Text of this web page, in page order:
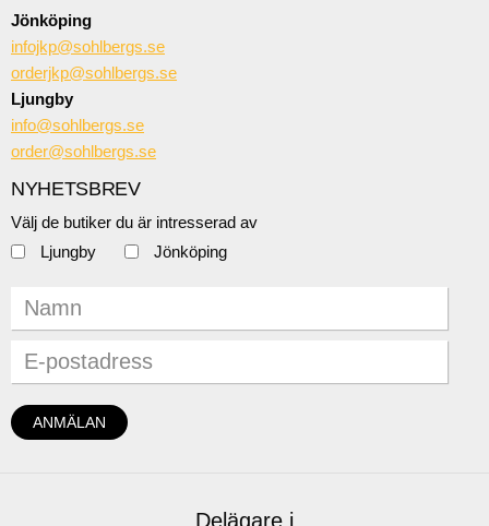
Jönköping
infojkp@sohlbergs.se
orderjkp@sohlbergs.se
Ljungby
info@sohlbergs.se
order@sohlbergs.se
NYHETSBREV
Välj de butiker du är intresserad av
Ljungby
Jönköping
Delägare i